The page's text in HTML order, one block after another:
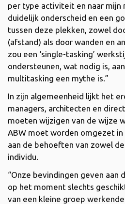
per type activiteit en naar mijn
duidelijk onderscheid en een
tussen deze plekken, zowel
(afstand) als door wanden en
zou een ‘single-tasking’
ondersteunen, wat nodig is,
multitasking een mythe is.”
In zijn algemeenheid lijkt het
managers, architecten en
moeten wijzigen van de wijze
ABW moet worden omgezet
aan de behoeften van zowel
individu.
“Onze bevindingen geven aan
op het moment slechts
van een kleine groep